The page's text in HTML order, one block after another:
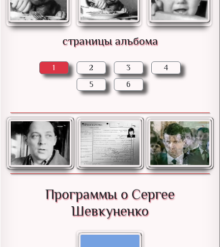
страницы альбома
1 2 3
4
5
6
Программы о Сергее
Шевкуненко